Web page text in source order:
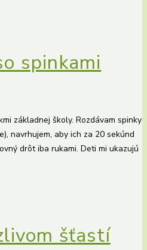
spinkami
základnej školy. Rozdávam spinky
navrhujem, aby ich za 20 sekúnd
drôt iba rukami. Deti mi ukazujú
šťastí